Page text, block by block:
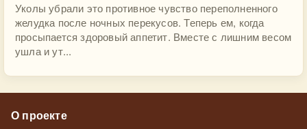
Уколы убрали это противное чувство переполненного
желудка после ночных перекусов. Теперь ем, когда
просыпается здоровый аппетит. Вместе с лишним весом
ушла и ут...
О проекте